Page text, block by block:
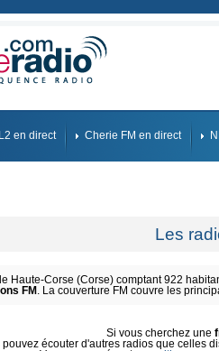
en direct Cherie FM en direct
Les
Haute-Corse (Corse) comptant 922
FM . La couverture FM couvre les
Si vous cherchez une
pouvez écouter d'autres radios que celles